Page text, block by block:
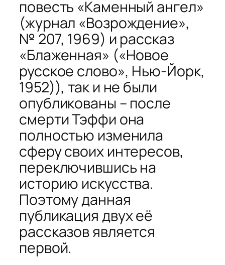
повесть «Каменный ангел»
(журнал «Возрождение»,
№ 207, 1969) и рассказ
«Блаженная» («Новое
русское слово», Нью-Йорк,
1952)), так и не были
опубликованы – после
смерти Тэффи она
полностью изменила
сферу своих интересов,
переключившись на
историю искусства.
Поэтому данная
публикация двух её
рассказов является
первой.